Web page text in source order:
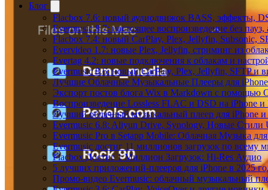
Блог
Flacbox 7.6: новый аудиодвижок BASS, эффекты,
Evermusic 8.7: настоящее воспроизведение без
Flacbox 7.4: новый CarPlay, Plex, Jellyfin, Subsonic,
Evervideo 1.7: новые Plex, Jellyfin, стриминг из
Evertag 4.2: новые подключения к облакам и
Evermusic 8.6: новый CarPlay, Plex, Jellyfin, SFTP и
Лучшие Облачные Музыкальные Плееры для iPhone
Экспорт постов блога Wix в Markdown с помощью
Воспроизведение Lossless FLAC и DSD на iPhone и
Лучший облачный музыкальный плеер для iPhone и
Evermusic 6.8: Aliyun Drive, Synology, Новые Стили
Evermusic Pro в Setapp Mobile: Облачная Музыка
Evermusic достиг 11 миллионов загрузок по всему
Flacbox Достиг 1 Миллион Загрузок: Hi-Res Аудио
5 лучших приложений-плееров для iPhone в 2025
Промо-видео Evermusic: облачный музыкальный